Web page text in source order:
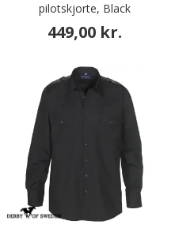
pilotskjorte, Black
449,00 kr.